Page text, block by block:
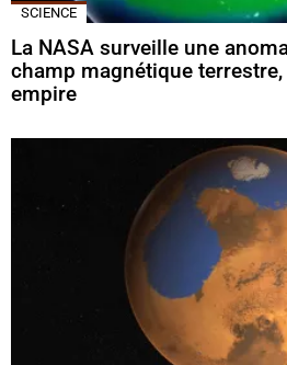
SCIENCE
La NASA surveille une
champ magnétique
empire